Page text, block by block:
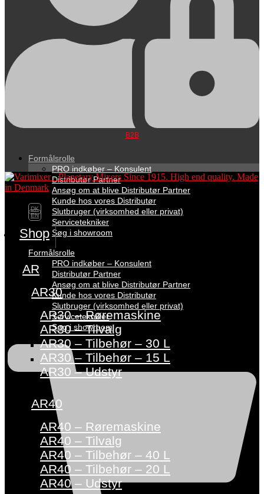
B2B
Formålsrolle
PRO indkøber – Konsulent
Distributør Partner
Ansøg om at blive Distributør Partner
Kunde hos vores Distributør
Slutbruger (virksomhed eller privat)
Servicetekniker
Søg i showroom
Formålsrolle
PRO indkøber – Konsulent
Distributør Partner
Ansøg om at blive Distributør Partner
Kunde hos vores Distributør
Slutbruger (virksomhed eller privat)
Servicetekniker
Søg i showroom
DK
EN
Shop
AR
AR30
AR30 – Røremaskine
AR30 – Tilvalg
AR30 – Tilbehør – 30 L
AR30 – Tilbehør – 15 L
AR30 – Udstyr
AR40
AR40 – Røremaskine
AR40 – Tilvalg
AR40 – Tilbehør – 40 L
AR40 – Tilbehør – 20 L
AR40 – Udstyr